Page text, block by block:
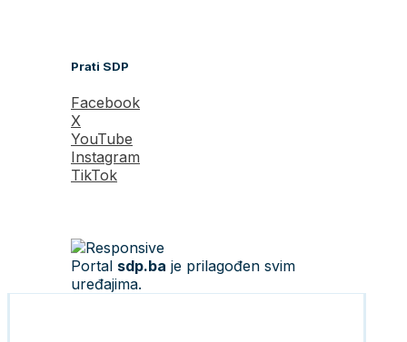
Prati SDP
Facebook
X
YouTube
Instagram
TikTok
Portal sdp.ba je prilagođen svim
uređajima.